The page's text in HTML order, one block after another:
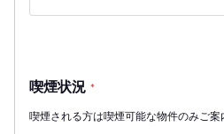
喫煙状況 *
喫煙される方は喫煙可能な物件のみご案